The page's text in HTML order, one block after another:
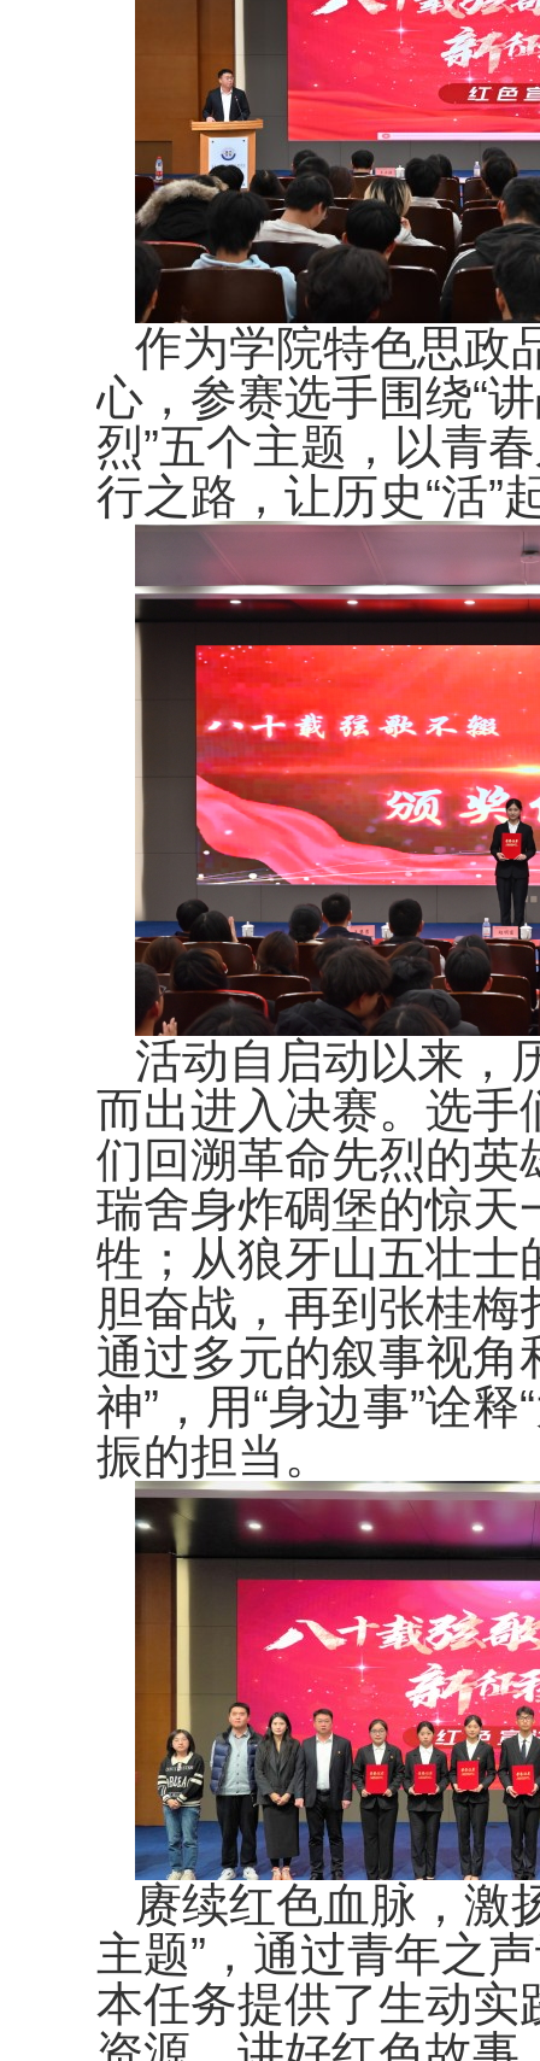
作为学院特色思政
心，参赛选手围绕“讲
烈”五个主题，以青
行之路，让历史“活”
活动自启动以来，
而出进入决赛。选手
们回溯革命先烈的英
瑞舍身炸碉堡的惊天
牲；从狼牙山五壮士
胆奋战，再到张桂
通过多元的叙事视角
神”，用“身边事”诠
振的担当。
赓续红色血脉，激
主题”，通过青年之
本任务提供了生动实